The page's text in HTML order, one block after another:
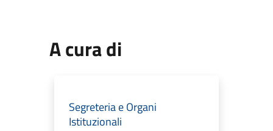
A cura di
Segreteria e Organi
Istituzionali